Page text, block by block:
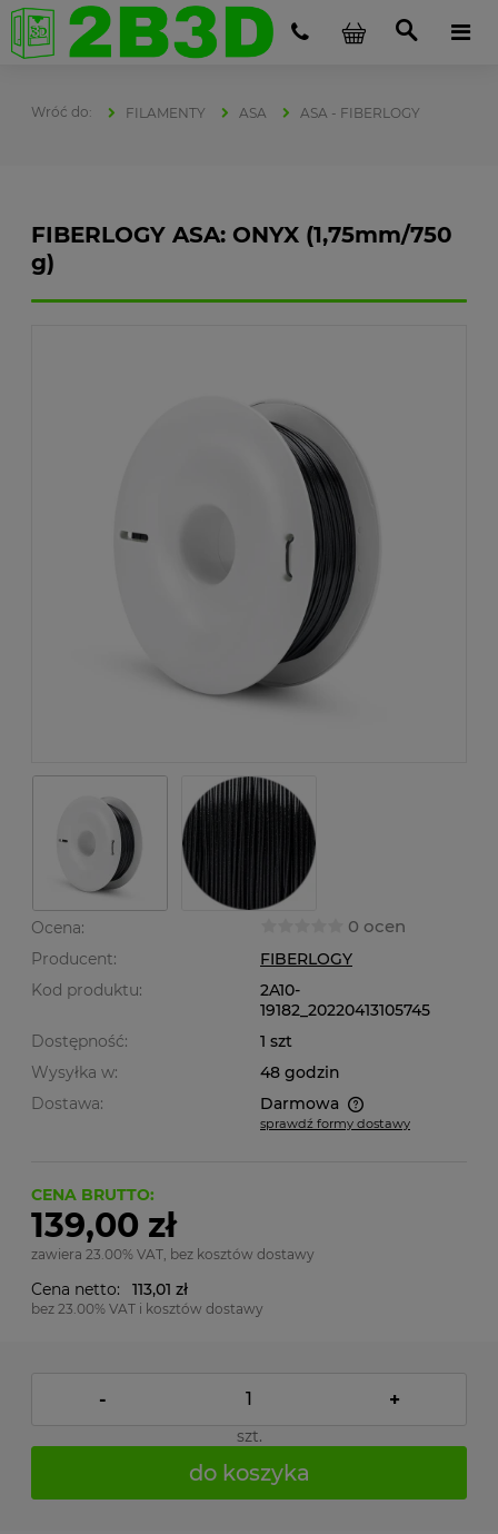
FILAMENTY ASA ASA - FIBERLOGY
FIBERLOGY ASA: ONYX (1,75mm/750
g)
Ocena: 0 ocen
Producent:
FIBERLOGY
Kod produktu:
2A10-
19182_20220413105745
Dostępność:
1 szt
Wysyłka w:
48 godzin
Dostawa:
Darmowa
Cena nie zawiera ewentualnych kosztów płatności
sprawdź formy dostawy
CENA BRUTTO:
139,00 zł
zawiera 23.00% VAT, bez kosztów dostawy
Cena netto: 113,01 zł
bez 23.00% VAT i kosztów dostawy
- +
szt.
do koszyka